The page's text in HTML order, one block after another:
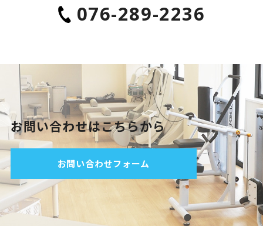
076-289-2236
お問い合わせはこちらから
お問い合わせフォーム